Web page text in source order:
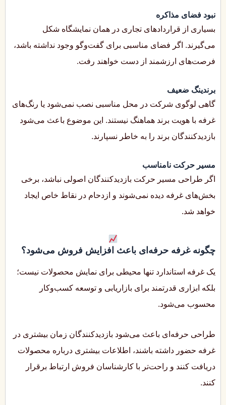
نبود فضای مذاکره
بسیاری از قراردادهای تجاری در همان نمایشگاه شکل
می‌گیرند. اگر فضای مناسبی برای گفت‌وگو وجود نداشته باشد،
فرصت‌های ارزشمند از دست خواهند رفت.
برندینگ ضعیف
گاهی لوگوی شرکت در محل مناسبی نصب نمی‌شود یا رنگ‌های
غرفه با هویت برند هماهنگ نیستند. این موضوع باعث می‌شود
بازدیدکنندگان برند را به خاطر نسپارند.
مسیر حرکت نامناسب
اگر طراحی مسیر حرکت بازدیدکنندگان اصولی نباشد، برخی
بخش‌های غرفه دیده نمی‌شوند و ازدحام در نقاط خاص ایجاد
خواهد شد.
چگونه غرفه حرفه‌ای باعث افزایش فروش می‌شود؟
یک غرفه استاندارد تنها محیطی برای نمایش محصولات نیست؛
بلکه ابزاری قدرتمند برای بازاریابی و توسعه کسب‌وکار
محسوب می‌شود.
طراحی حرفه‌ای باعث می‌شود بازدیدکنندگان زمان بیشتری در
غرفه حضور داشته باشند، اطلاعات بیشتری درباره محصولات
دریافت کنند و راحت‌تر با کارشناسان فروش ارتباط برقرار
کنند.